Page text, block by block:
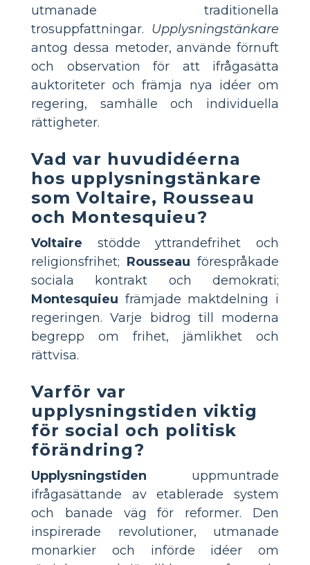
utmanade traditionella
trosuppfattningar. Upplysningstänkare
antog dessa metoder, använde förnuft
och observation för att ifrågasätta
auktoriteter och främja nya idéer om
regering, samhälle och individuella
rättigheter.
Vad var huvudidéerna
hos upplysningstänkare
som Voltaire, Rousseau
och Montesquieu?
Voltaire stödde yttrandefrihet och
religionsfrihet; Rousseau förespråkade
sociala kontrakt och demokrati;
Montesquieu främjade maktdelning i
regeringen. Varje bidrog till moderna
begrepp om frihet, jämlikhet och
rättvisa.
Varför var
upplysningstiden viktig
för social och politisk
förändring?
Upplysningstiden uppmuntrade
ifrågasättande av etablerade system
och banade väg för reformer. Den
inspirerade revolutioner, utmanade
monarkier och införde idéer om